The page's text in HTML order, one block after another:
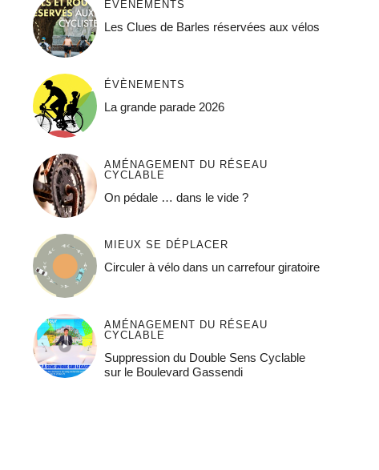
ÉVÈNEMENTS
Les Clues de Barles réservées aux vélos
ÉVÈNEMENTS
La grande parade 2026
AMÉNAGEMENT DU RÉSEAU
CYCLABLE
On pédale … dans le vide ?
MIEUX SE DÉPLACER
Circuler à vélo dans un carrefour giratoire
AMÉNAGEMENT DU RÉSEAU
CYCLABLE
Suppression du Double Sens Cyclable
sur le Boulevard Gassendi